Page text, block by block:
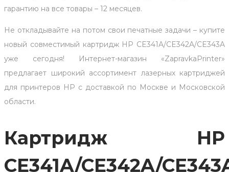
гарантию на все товары – 12 месяцев.
Не откладывайте на потом свои печатные задачи – купите
новый совместимый картридж HP CE341A/CE342A/CE343A
уже сегодня! Интернет-магазин «ZapravkaPrinter»
предлагает широкий ассортимент лазерных картриджей
для принтеров HP с доставкой по Москве и Московской
области.
Картридж HP
CE341A/CE342A/